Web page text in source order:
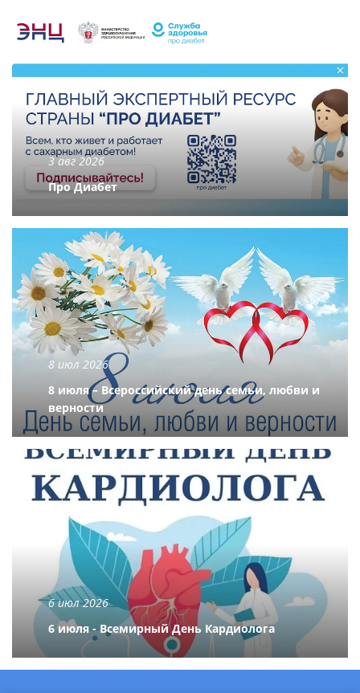
3 авг 2026
Про Диабет
8 июл 2026
8 июля – Всероссийский день семьи, любви и
верности
6 июл 2026
6 июля - Всемирный День Кардиолога